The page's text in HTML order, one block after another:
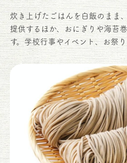
炊き上げたごはんを白飯のまま
提供するほか、おにぎりや海苔
す。学校行事やイベント、お祭